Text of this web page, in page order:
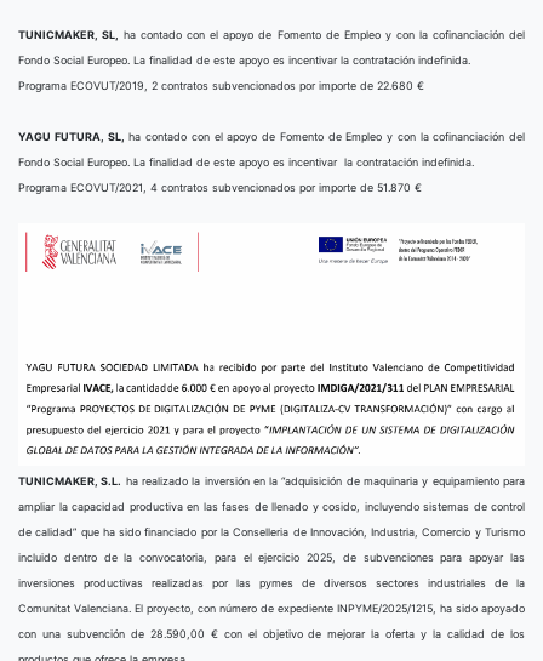
TUNICMAKER, SL,
ha contado con el apoyo de Fomento de Empleo y con la cofinanciación del
Fondo Social Europeo. La finalidad de este apoyo es incentivar la contratación indefinida.
Programa ECOVUT/2019, 2 contratos subvencionados por importe de 22.680 €
YAGU FUTURA, SL,
ha contado con el apoyo de Fomento de Empleo y con la cofinanciación del
Fondo Social Europeo. La finalidad de este apoyo es incentivar la contratación indefinida.
Programa ECOVUT/2021, 4 contratos subvencionados por importe de 51.870 €
TUNICMAKER, S.L. ha realizado la inversión en la “adquisición de maquinaria y equipamiento para
ampliar la capacidad productiva en las fases de llenado y cosido, incluyendo sistemas de control
de calidad” que ha sido financiado por la Conselleria de Innovación, Industria, Comercio y Turismo
incluido dentro de la convocatoria, para el ejercicio 2025, de subvenciones para apoyar las
inversiones productivas realizadas por las pymes de diversos sectores industriales de la
Comunitat Valenciana. El proyecto, con número de expediente INPYME/2025/1215, ha sido apoyado
con una subvención de 28.590,00 € con el objetivo de mejorar la oferta y la calidad de los